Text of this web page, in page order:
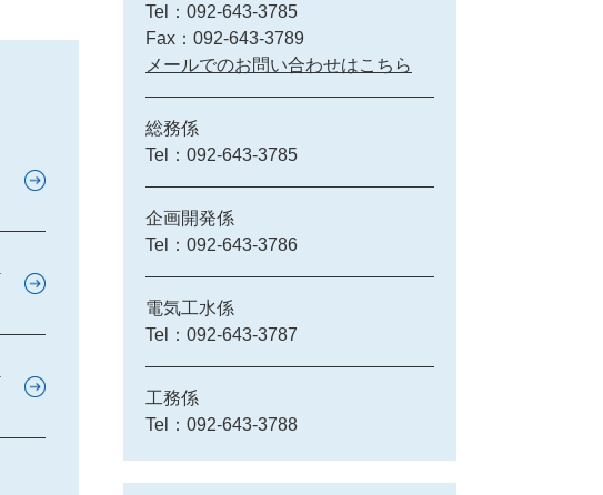
Tel：092-643-3785
Fax：092-643-3789
メールでのお問い合わせはこちら
総務係
Tel：092-643-3785
企画開発係
Tel：092-643-3786
電気工水係
Tel：092-643-3787
工務係
Tel：092-643-3788